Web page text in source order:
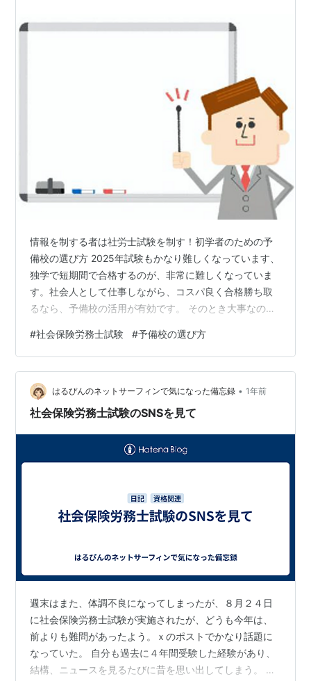
情報を制する者は社労士試験を制す！初学者のための予
備校の選び方 2025年試験もかなり難しくなっています、
独学で短期間で合格するのが、非常に難しくなっていま
す。社会人として仕事しながら、コスパ良く合格勝ち取
るなら、予備校の活用が有効です。 そのとき大事なのは
ュラムの内容以上に、「自分に合うかどうか」が合否を
左右します。 予備校・講師選びのポイント 注目の講師・
予備校ランキング２０２６ １位：山川予備校（山川講
師） ２位：大原（金沢講師／社労士24） ３位：LEC（澤
井講師） ４位：クレアール（斎藤講師） ５位：フォーサ
#社会保険労務士試験 #予備校の選び方
はるぴんのネットサーフィンで気になった備忘録 • 1年前
社会保険労務士試験のSNSを見て
週末はまた、体調不良になってしまったが、８月２４日
に社会保険労務士試験が実施されたが、どうも今年は、
前よりも難問があったよう。ｘのポストでかなり話題に
なっていた。 自分も過去に４年間受験した経験があり、
結構、ニュースを見るたびに昔を思い出してしまう。 自